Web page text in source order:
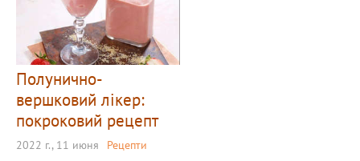
Полунично-
вершковий лікер:
покроковий рецепт
2022 г., 11 июня Рецепти